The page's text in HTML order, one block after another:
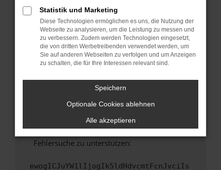
Stelle sicher, dass dein Browser und dein
Betriebssystem auf dem neuesten Stand
sind.
Veraltete Software birgt nicht nur ein
Sicherheitsrisiko, sondern kann auch dazu
führen, dass bestimmte Funktionen nicht mehr
Wende dich an den Webseitenbetreiber.
Wenn du alle oben genannten Schritte versucht
hast, kontaktiere uns bitte. Wir werden
versuchen, das Problem zu beheben. Du kannst
uns diesen Text schicken, um uns bei der
Fehlersuche zu unterstützen:
ewogICJuYW1lIjogIk5ldHdvcmtFcnJvciIs
Statistik und Marketing
Diese Technologien ermöglichen es uns, die Nutzung der
Webseite zu analysieren, um die Leistung zu messen und
zu verbessern. Zudem werden Technologien eingesetzt,
die von dritten Werbetreibenden verwendet werden, um
Sie auf anderen Webseiten zu verfolgen und um Anzeigen
zu schalten, die für Ihre Interessen relevant sind.
Speichern
Optionale Cookies ablehnen
Alle akzeptieren